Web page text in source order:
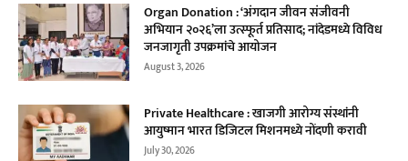
Organ Donation : ‘अंगदान जीवन संजीवनी
अभियान २०२६’ला उत्स्फूर्त प्रतिसाद; नांदेडमध्ये विविध
जनजागृती उपक्रमांचे आयोजन
August 3, 2026
Private Healthcare : खाजगी आरोग्य संस्थांनी
आयुष्मान भारत डिजिटल मिशनमध्ये नोंदणी करावी
July 30, 2026